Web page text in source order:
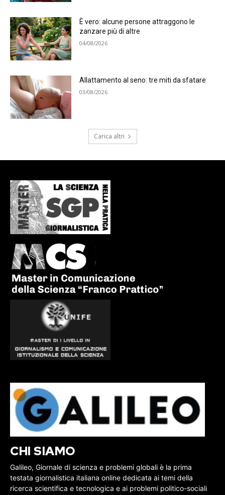
È vero: alcune persone attraggono le
zanzare più di altre
04/08/2026
Allattamento al seno: tre miti da sfatare
03/08/2026
Carica altri
CHI SIAMO
Galileo, Giornale di scienza e problemi globali è la prima
testata giornalistica italiana online dedicata ai temi della
ricerca scientifica e tecnologica e ai problemi politico-sociali